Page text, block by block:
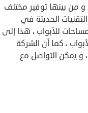
من بينها توفير مختلف
الحديثة في
للأبواب ، هذا إلى
، كما أن الشركة
و يمكن التواصل مع